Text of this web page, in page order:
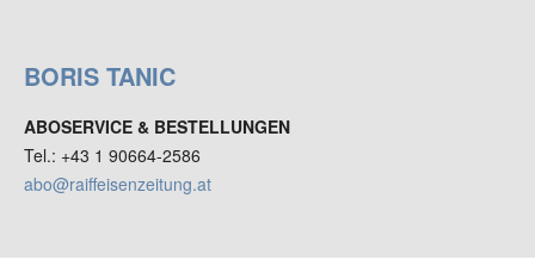
BORIS TANIC
ABOSERVICE & BESTELLUNGEN
Tel.: +43 1 90664-2586
abo@raiffeisenzeitung.at